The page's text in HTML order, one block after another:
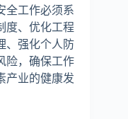
全工作必须系
度、优化工程
、强化个人防
险，确保工作
产业的健康发